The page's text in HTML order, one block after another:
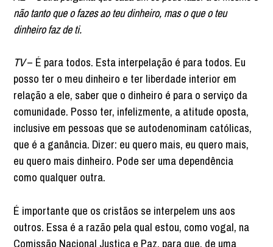
não tanto que o fazes ao teu dinheiro, mas o que o teu
dinheiro faz de ti.
TV– É para todos. Esta interpelação é para todos. Eu
posso ter o meu dinheiro e ter liberdade interior em
relação a ele, saber que o dinheiro é para o serviço da
comunidade. Posso ter, infelizmente, a atitude oposta,
inclusive em pessoas que se autodenominam católicas,
que é a ganância. Dizer: eu quero mais, eu quero mais,
eu quero mais dinheiro. Pode ser uma dependência
como qualquer outra.
É importante que os cristãos se interpelem uns aos
outros. Essa é a razão pela qual estou, como vogal, na
Comissão Nacional Justiça e Paz, para que, de uma